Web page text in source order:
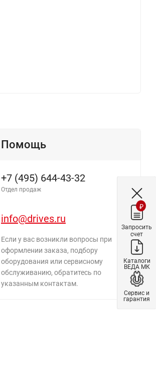
Помощь
+7 (495) 644-43-32
Отдел продаж
info@drives.ru
Если у вас возникли вопросы при
оформлении заказа, подбору
оборудования или сервисному
обслуживанию, обратитесь по
указанным контактам.
₽
Запросить
счет
Каталоги
ВЕДА МК
Сервис и
гарантия